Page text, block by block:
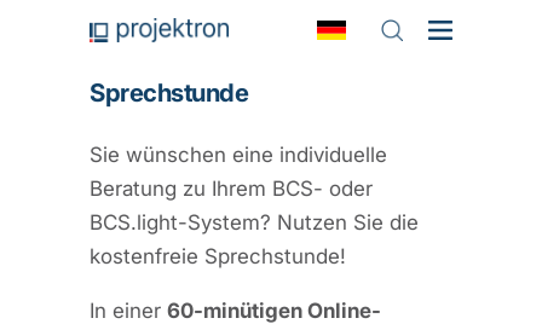
Sprechstunde
Sie wünschen eine individuelle
Beratung zu Ihrem BCS- oder
BCS.light-System? Nutzen Sie die
kostenfreie Sprechstunde!
In einer 60-minütigen Online-